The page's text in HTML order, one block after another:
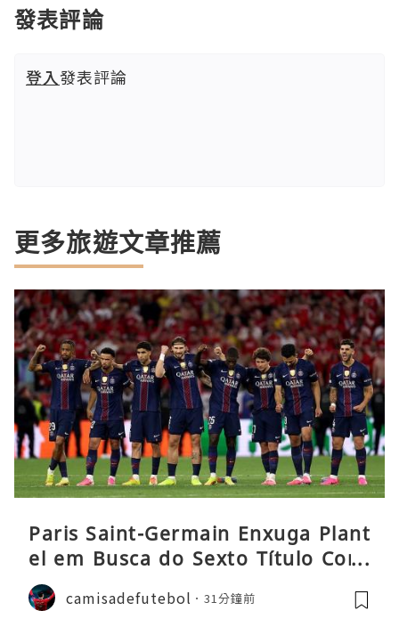
發表評論
登入發表評論
更多旅遊文章推薦
Paris Saint-Germain Enxuga Plant
el em Busca do Sexto Título Cons
ecutivo da Liga
camisadefutebol 31分鐘前